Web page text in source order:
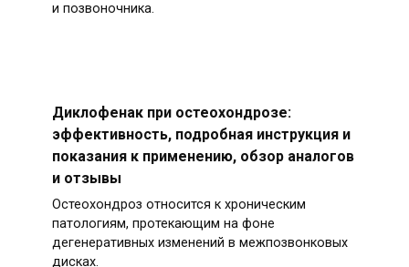
и позвоночника.
Диклофенак при остеохондрозе:
эффективность, подробная инструкция и
показания к применению, обзор аналогов
и отзывы
Остеохондроз относится к хроническим
патологиям, протекающим на фоне
дегенеративных изменений в межпозвонковых
дисках.